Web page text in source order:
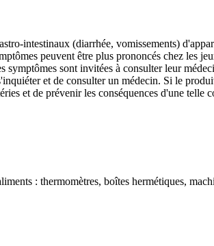
intestinaux (diarrhée, vomissements)
peuvent être plus prononcés chez les
symptômes sont invitées à consulter leur
et de consulter un médecin. Si le
et de prévenir les conséquences d'une telle
: thermomètres, boîtes hermétiques,